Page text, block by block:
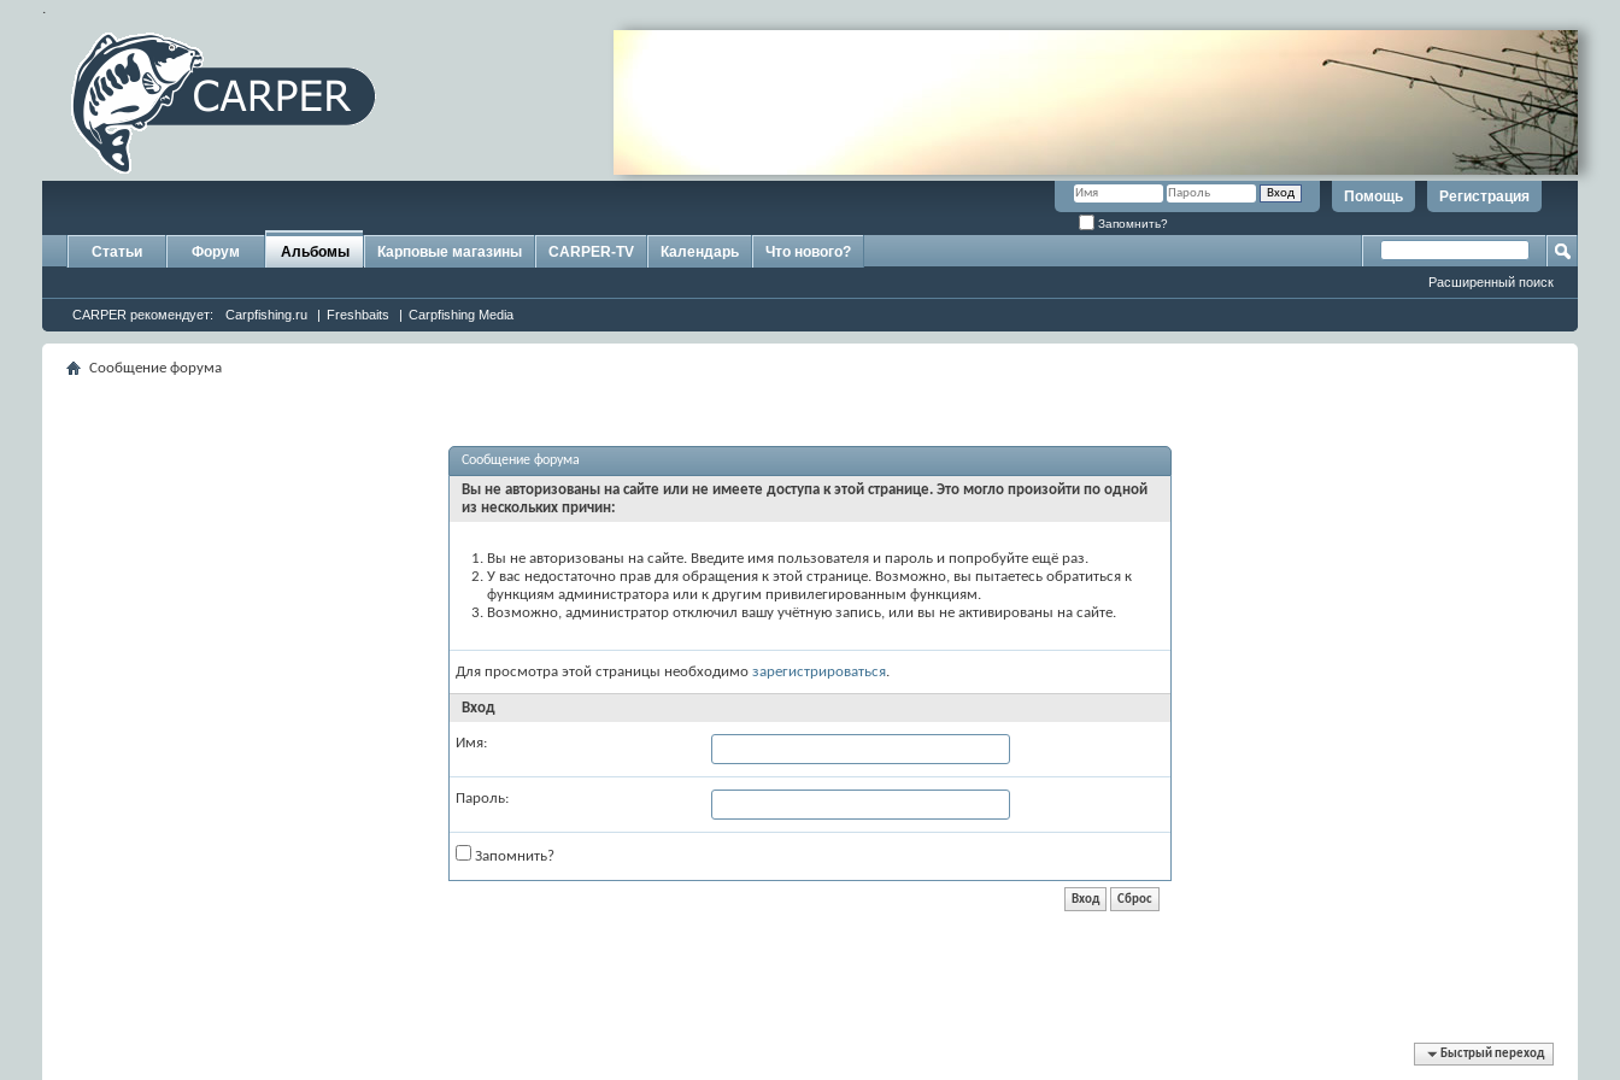
.
Регистрация
Помощь
Запомнить?
Статьи Форум
CARPER рекомендует: Carpfishing.ru | Freshbaits | Carpfishing Media
Альбомы Карповые магазины CARPER-TV Календарь Что нового?
Расширенный поиск
Сообщение форума
Сообщение форума
Вы не авторизованы на сайте или не имеете доступа к этой странице. Это могло произойти по одной
из нескольких причин:
Вы не авторизованы на сайте. Введите имя пользователя и пароль и попробуйте ещё раз.
У вас недостаточно прав для обращения к этой странице. Возможно, вы пытаетесь обратиться к
функциям администратора или к другим привилегированным функциям.
Возможно, администратор отключил вашу учётную запись, или вы не активированы на сайте.
Для просмотра этой страницы необходимо зарегистрироваться.
Вход
Имя:
Пароль:
Запомнить?
Быстрый переход